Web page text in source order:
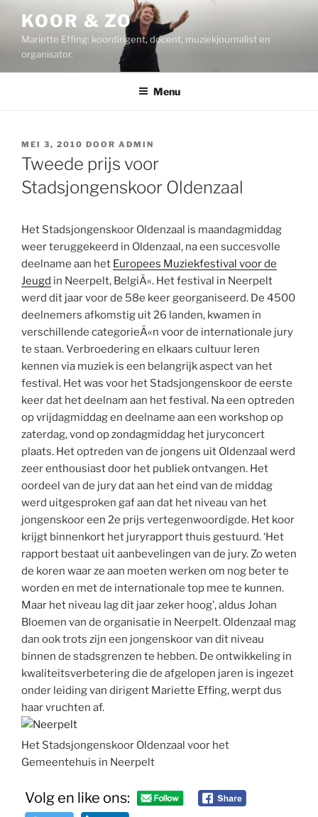
inhoud
KOOR & ZO
Mariette Effing: koordirigent, docent, muziekjournalist en
organisator.
Menu
GEPLAATST
OP
MEI 3, 2010 DOOR ADMIN
Tweede prijs voor
Stadsjongenskoor Oldenzaal
Het Stadsjongenskoor Oldenzaal is maandagmiddag
weer teruggekeerd in Oldenzaal, na een succesvolle
deelname aan het Europees Muziekfestival voor de
Jeugd in Neerpelt, BelgiÃ«. Het festival in Neerpelt
werd dit jaar voor de 58e keer georganiseerd. De 4500
deelnemers afkomstig uit 26 landen, kwamen in
verschillende categorieÃ«n voor de internationale jury
te staan. Verbroedering en elkaars cultuur leren
kennen via muziek is een belangrijk aspect van het
festival. Het was voor het Stadsjongenskoor de eerste
keer dat het deelnam aan het festival. Na een optreden
op vrijdagmiddag en deelname aan een workshop op
zaterdag, vond op zondagmiddag het juryconcert
plaats. Het optreden van de jongens uit Oldenzaal werd
zeer enthousiast door het publiek ontvangen. Het
oordeel van de jury dat aan het eind van de middag
werd uitgesproken gaf aan dat het niveau van het
jongenskoor een 2e prijs vertegenwoordigde. Het koor
krijgt binnenkort het juryrapport thuis gestuurd. ‘Het
rapport bestaat uit aanbevelingen van de jury. Zo weten
de koren waar ze aan moeten werken om nog beter te
worden en met de internationale top mee te kunnen.
Maar het niveau lag dit jaar zeker hoog’, aldus Johan
Bloemen van de organisatie in Neerpelt. Oldenzaal mag
dan ook trots zijn een jongenskoor van dit niveau
binnen de stadsgrenzen te hebben. De ontwikkeling in
kwaliteitsverbetering die de afgelopen jaren is ingezet
onder leiding van dirigent Mariette Effing, werpt dus
haar vruchten af.
Het Stadsjongenskoor Oldenzaal voor het
Gemeentehuis in Neerpelt
Volg en like ons: